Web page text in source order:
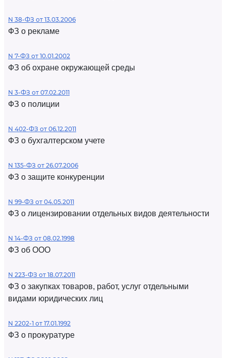
N 38-ФЗ от 13.03.2006
ФЗ о рекламе
N 7-ФЗ от 10.01.2002
ФЗ об охране окружающей среды
N 3-ФЗ от 07.02.2011
ФЗ о полиции
N 402-ФЗ от 06.12.2011
ФЗ о бухгалтерском учете
N 135-ФЗ от 26.07.2006
ФЗ о защите конкуренции
N 99-ФЗ от 04.05.2011
ФЗ о лицензировании отдельных видов деятельности
N 14-ФЗ от 08.02.1998
ФЗ об ООО
N 223-ФЗ от 18.07.2011
ФЗ о закупках товаров, работ, услуг отдельными
видами юридических лиц
N 2202-1 от 17.01.1992
ФЗ о прокуратуре